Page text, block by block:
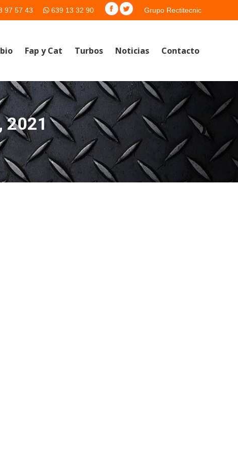
97 57 43 639 13 32 90 Grupo Rectitecnic
Fap y Cat Turbos Noticias Contacto
2021